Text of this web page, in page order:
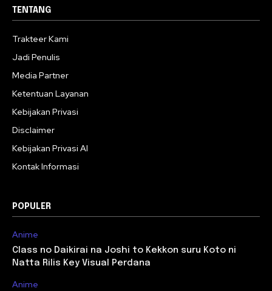
TENTANG
Trakteer Kami
Jadi Penulis
Media Partner
Ketentuan Layanan
Kebijakan Privasi
Disclaimer
Kebijakan Privasi AI
Kontak Informasi
POPULER
Anime
Class no Daikirai na Joshi to Kekkon suru Koto ni
Natta Rilis Key Visual Perdana
Anime